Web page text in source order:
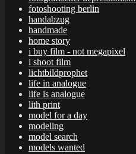
fotoshooting berlin
handabzug
handmade
home story
i buy film - not megapixel
i shoot film
lichtbildprophet
life in analogue
life is analogue
lith print
model for a day
modeling
model search
models wanted